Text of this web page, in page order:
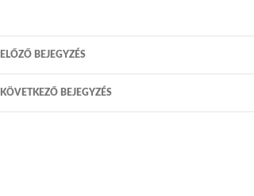
Bejegyzés
navigáció
ELŐZŐ BEJEGYZÉS
KÖVETKEZŐ BEJEGYZÉS